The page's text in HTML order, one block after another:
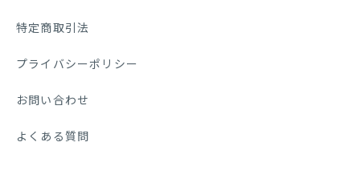
特定商取引法
プライバシーポリシー
お問い合わせ
よくある質問